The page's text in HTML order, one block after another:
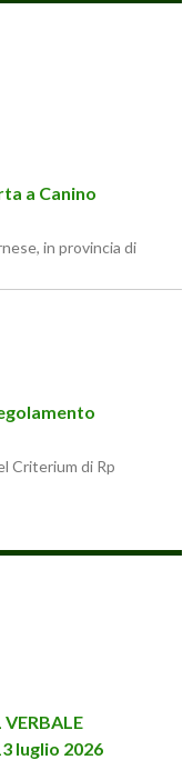
a Canino
in provincia di
Criterium di Rp
luglio 2026